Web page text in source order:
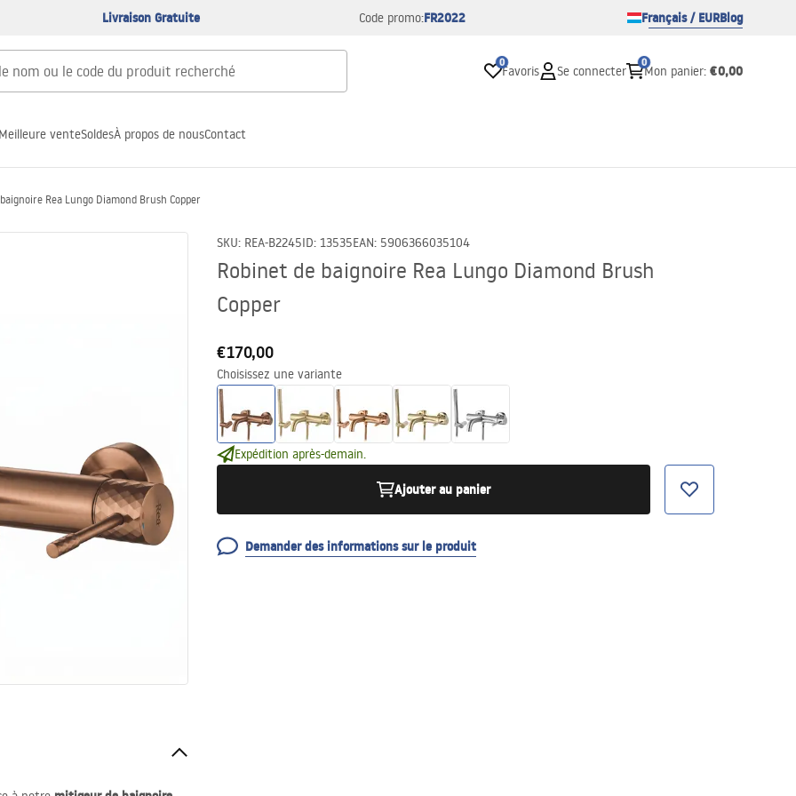
Livraison Gratuite Code promo:FR2022 Français / EURBlog
0
Favoris Se connecter
0
Mon panier: €0,00
Meilleure venteSoldesÀ propos de nousContact
Rea Lungo Diamond Brush Copper
SKU: REA-B2245ID: 13535EAN: 5906366035104
Robinet de baignoire Rea Lungo Diamond Brush
Copper
€170,00
Choisissez une variante
Expédition après-demain.
Ajouter au panier
Demander des informations sur le produit